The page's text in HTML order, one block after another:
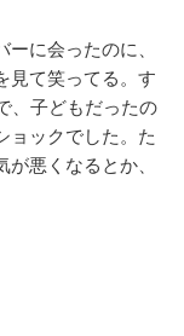
に会ったのに、
見て笑ってる。す
、子どもだったの
ョックでした。た
悪くなるとか、